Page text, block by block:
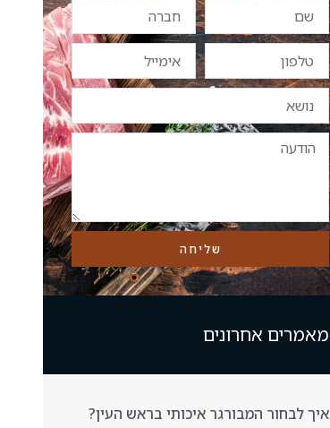
שליחה
מאמרים אחרונים
איך לבחור המבורגר איכותי בראש העין?